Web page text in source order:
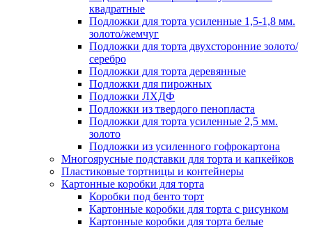
квадратные
Подложки для торта усиленные 1,5-1,8 мм.
золото/жемчуг
Подложки для торта двухсторонние золото/
серебро
Подложки для торта деревянные
Подложки для пирожных
Подложки ЛХДФ
Подложки из твердого пенопласта
Подложки для торта усиленные 2,5 мм.
золото
Подложки из усиленного гофрокартона
Многоярусные подставки для торта и капкейков
Пластиковые тортницы и контейнеры
Картонные коробки для торта
Коробки под бенто торт
Картонные коробки для торта с рисунком
Картонные коробки для торта белые